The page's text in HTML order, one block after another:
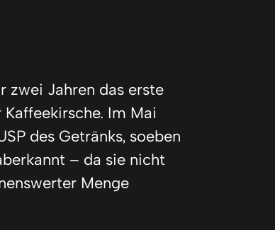
zwei Jahren das erste
Im Mai
des Getränks, soeben
– da sie nicht
Menge